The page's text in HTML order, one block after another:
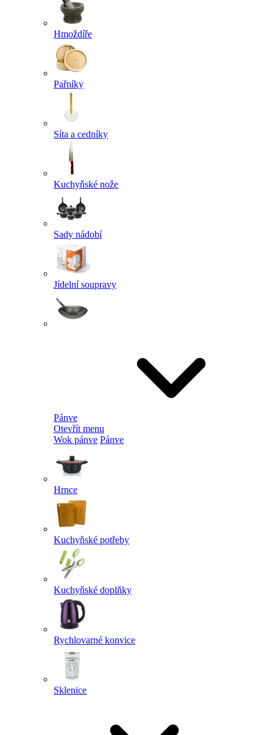
Hmoždíře
Pařníky
Síta a cedníky
Kuchyňské nože
Sady nádobí
Jídelní soupravy
Pánve
Otevřít menu
Wok pánve Pánve
Hrnce
Kuchyňské potřeby
Kuchyňské doplňky
Rychlovarné konvice
Sklenice